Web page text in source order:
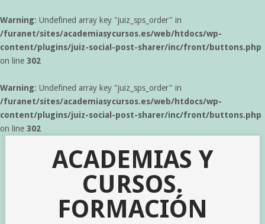
Warning: Undefined array key "juiz_sps_order" in
/furanet/sites/academiasycursos.es/web/htdocs/wp-
content/plugins/juiz-social-post-sharer/inc/front/buttons.php
on line 302
Warning: Undefined array key "juiz_sps_order" in
/furanet/sites/academiasycursos.es/web/htdocs/wp-
content/plugins/juiz-social-post-sharer/inc/front/buttons.php
on line 302
ACADEMIAS Y
CURSOS.
FORMACIÓN